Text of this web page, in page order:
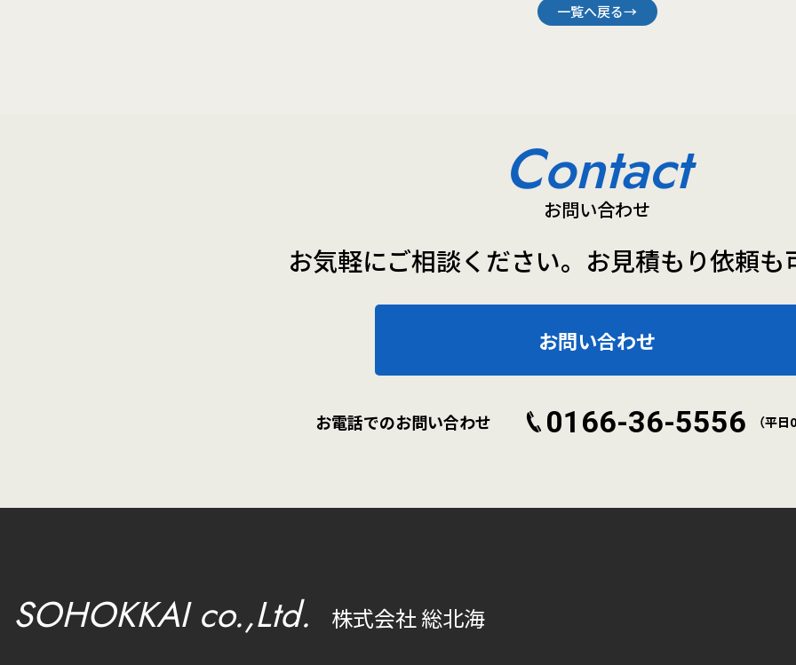
一覧へ戻る→
Contact
お問い合わせ
お気軽にご相談ください。 お見積もり依頼も
お問い合わせ
お電話でのお問い合わせ 0166-36-5556 （平
SOHOKKAI co.,Ltd. 株式会社 総北海